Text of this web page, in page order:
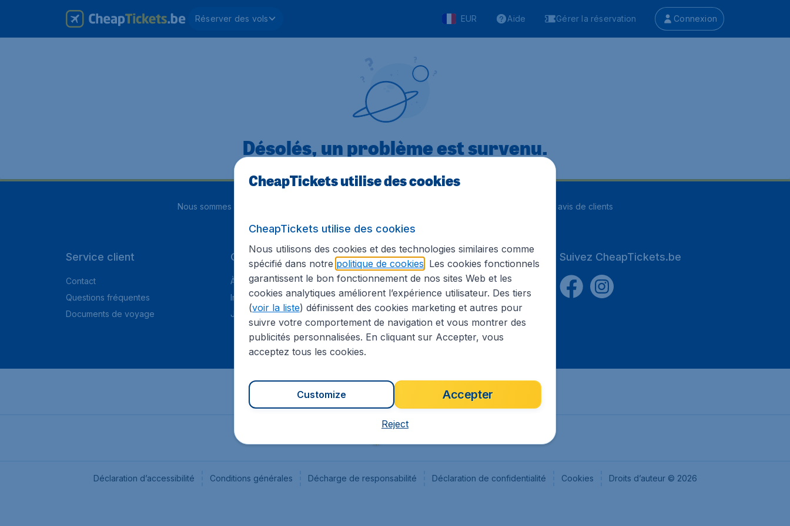
Réserver des vols EUR Aide Gérer la réservation Connexion
Désolés, un problème est survenu.
Nous sommes notés avis de clients
Service client
Contact
Questions fréquentes
Documents de voyage
CheapTickets.be
À propos
Information Légale
Jobs
Sites internationaux
Flugladen.de
CheapTickets.ch
CheapTickets.sg
CheapTickets.nl
Suivez CheapTickets.be
Déclaration d’accessibilité Conditions générales Décharge de responsabilité Déclaration de confidentialité Cookies Droits d’auteur © 2026
CheapTickets utilise des cookies
CheapTickets utilise des cookies
Nous utilisons des cookies et des technologies similaires comme
spécifié dans notre politique de cookies . Les cookies fonctionnels
garantissent le bon fonctionnement de nos sites Web et les
cookies analytiques améliorent l’expérience utilisateur. Des tiers
(voir la liste) définissent des cookies marketing et autres pour
suivre votre comportement de navigation et vous montrer des
publicités personnalisées. En cliquant sur Accepter, vous
acceptez tous les cookies.
Accepter
Customize
Reject